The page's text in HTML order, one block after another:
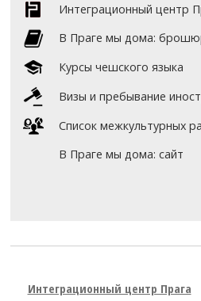
Интеграционный центр
В Праге мы дома:
Курсы чешского языка
Визы и пребывание
Список межкультурных
В Праге мы дома: сайт
Интеграционный центр Прага